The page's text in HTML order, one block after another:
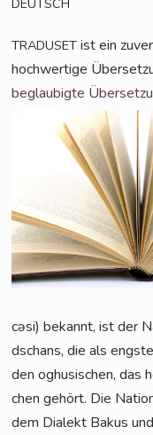
TRADUSET ist ein
hoch­wer­ti­ge
beglau­big­te
cə­si) bekannt, ist der
dschans, die als
den oghu­si­schen, das
chen gehört. Die
dem Dia­lekt Bakus